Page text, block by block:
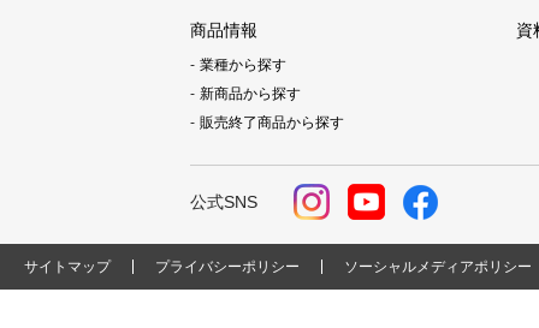
商品情報
業種から探す
新商品から探す
販売終了商品から探す
資
公式SNS
サイトマップ プライバシーポリシー ソーシャルメディアポリシー